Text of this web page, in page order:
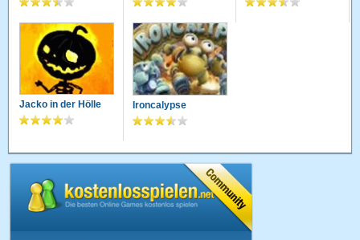
Jacko in der Hölle Ironcalypse